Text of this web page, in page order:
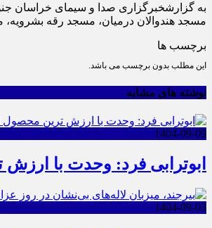
به گزارشخبرگزاری صدا و سیمای خراسان
مسجد هندوالان درمیان، مسجد رقه
برچسب ها
این مطلب بدون برچسب می باشد.
نوشته های مشابه
1404-09-09
ابوترابی فرد: وحدت با
1404-09-03